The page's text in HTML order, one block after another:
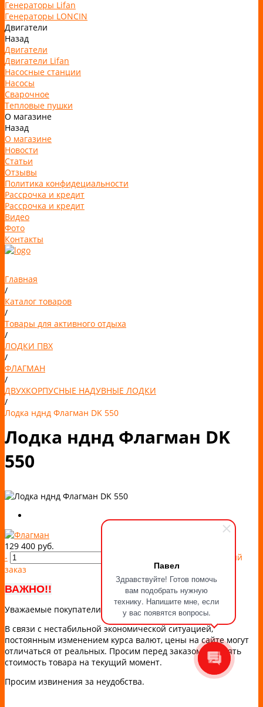
Павел
Здравствуйте! Готов помочь
вам подобрать нужную
технику. Напишите мне, если
у вас появятся вопросы.
Генераторы Lifan
Генераторы LONCIN
Двигатели
Назад
Двигатели
Двигатели Lifan
Насосные станции
Насосы
Сварочное
Тепловые пушки
О магазине
Назад
О магазине
Новости
Статьи
Отзывы
Политика конфидециальности
Рассрочка и кредит
Рассрочка и кредит
Видео
Фото
Контакты
Главная
/
Каталог товаров
/
Товары для активного отдыха
/
ЛОДКИ ПВХ
/
ФЛАГМАН
/
ДВУХКОРПУСНЫЕ НАДУВНЫЕ ЛОДКИ
/
Лодка нднд Флагман DK 550
Лодка нднд Флагман DK
550
129 400 руб.
-
Быстрый
заказ
ВАЖНО!!
Уважаемые покупатели!
В связи с нестабильной экономической ситуацией,
постоянным изменением курса валют, цены на сайте могут
отличаться от реальных. Просим перед заказом уточнять
стоимость товара на текущий момент.
Просим извинения за неудобства.